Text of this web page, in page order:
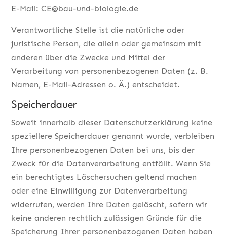
E-Mail: CE@bau-und-biologie.de
Verantwortliche Stelle ist die natürliche oder
juristische Person, die allein oder gemeinsam mit
anderen über die Zwecke und Mittel der
Verarbeitung von personenbezogenen Daten (z. B.
Namen, E-Mail-Adressen o. Ä.) entscheidet.
Speicherdauer
Soweit innerhalb dieser Datenschutzerklärung keine
speziellere Speicherdauer genannt wurde, verbleiben
Ihre personenbezogenen Daten bei uns, bis der
Zweck für die Datenverarbeitung entfällt. Wenn Sie
ein berechtigtes Löschersuchen geltend machen
oder eine Einwilligung zur Datenverarbeitung
widerrufen, werden Ihre Daten gelöscht, sofern wir
keine anderen rechtlich zulässigen Gründe für die
Speicherung Ihrer personenbezogenen Daten haben